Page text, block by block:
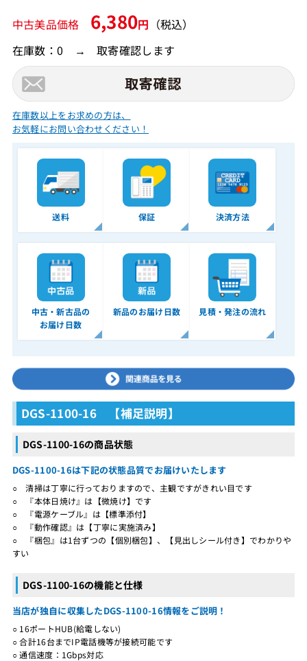
中古美品価格 6,380円 （税込）
在庫数：0 → 取寄確認します
在庫数以上をお求めの方は、
お気軽にお問い合わせください！
送料 保証 決済方法
中古・新古品の
お届け日数
新品のお届け日数 見積・発注の流れ
DGS-1100-16 【補足説明】
DGS-1100-16の商品状態
DGS-1100-16は下記の状態品質でお届けいたします
○ 清掃は丁寧に行っておりますので、主観ですがきれい目です
○ 『本体日焼け』は【微焼け】です
○ 『電源ケーブル』は【標準添付】
○ 『動作確認』は【丁寧に実施済み】
○ 『梱包』は1台ずつの【個別梱包】、【見出しシール付き】でわかりや
すい
DGS-1100-16の機能と仕様
当店が独自に収集したDGS-1100-16情報をご説明！
○ 16ポートHUB(給電しない)
○ 合計16台までIP電話機等が接続可能です
○ 通信速度：1Gbps対応